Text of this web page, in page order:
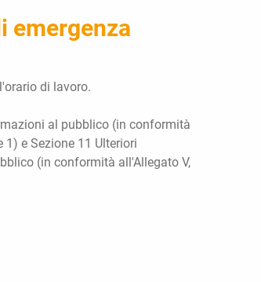
emergenza
di lavoro.
al pubblico (in conformità
1) e Sezione 11 Ulteriori
(in conformità all'Allegato V,